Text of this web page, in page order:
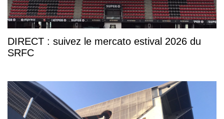
DIRECT : suivez le mercato estival 2026 du
SRFC